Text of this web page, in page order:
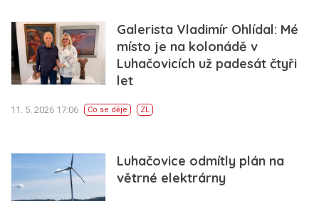
Galerista Vladimír Ohlídal: Mé
místo je na kolonádě v
Luhačovicích už padesát čtyři
let
11. 5. 2026 17:06 Co se děje ZL
Luhačovice odmítly plán na
větrné elektrárny